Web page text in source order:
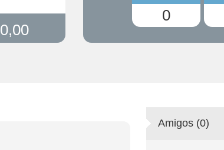
0,00
0
Amigos (0)